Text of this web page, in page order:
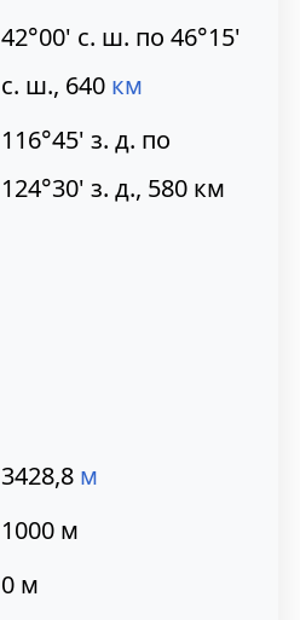
42°00' с. ш. по 46°15'
с. ш., 640 км
116°45' з. д. по
124°30' з. д., 580 км
3428,8 м
1000 м
0 м